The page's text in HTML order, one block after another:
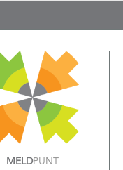
MELDPUNT